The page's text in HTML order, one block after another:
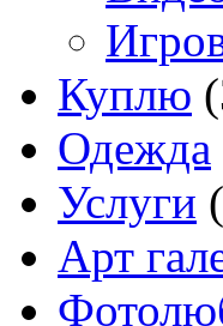
Куплю
Одежда
Услуги
Арт